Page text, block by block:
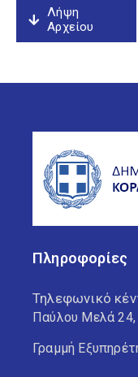
Λήψη
Αρχείου
Πληροφορίες
Τηλεφωνικό
Παύλου Μελά 24,
Γραμμή